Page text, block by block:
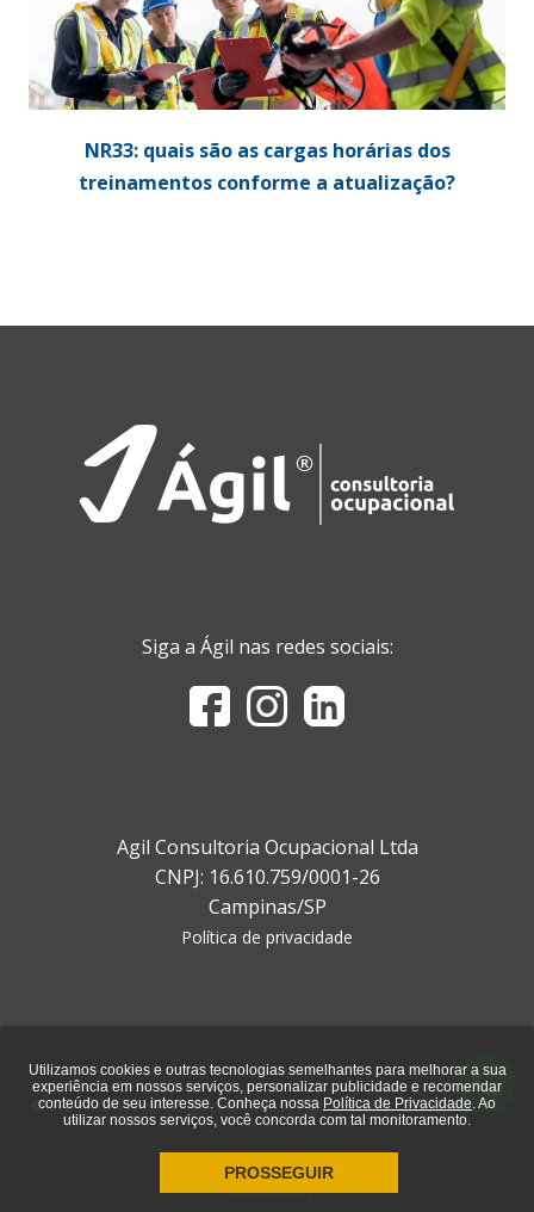
NR33: quais são as cargas horárias dos
treinamentos conforme a atualização?
Siga a Ágil nas redes sociais:
Agil Consultoria Ocupacional Ltda
CNPJ: 16.610.759/0001-26
Campinas/SP
Política de privacidade
© 2021 - Todos direitos reservados - Ágil Consultoria Ocupacional
agência de marketing digital
Utilizamos cookies e outras tecnologias semelhantes para melhorar a sua
experiência em nossos serviços, personalizar publicidade e recomendar
conteúdo de seu interesse. Conheça nossa Política de Privacidade. Ao
utilizar nossos serviços, você concorda com tal monitoramento.
PROSSEGUIR